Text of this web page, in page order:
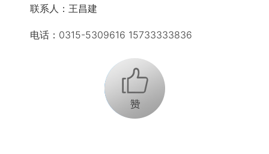
联系人：王昌建
电话：0315-5309616 15733333836
+1